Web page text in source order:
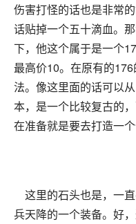
伤害打怪的话也是非常
话贴掉一个五十滴血。
下，他这个属于是一个
最高价10。在原有的
法。像这里面的话可以
本，是一个比较复古的
在准备就是要去打造一
这里的石头也是，一
兵天降的一个装备。好